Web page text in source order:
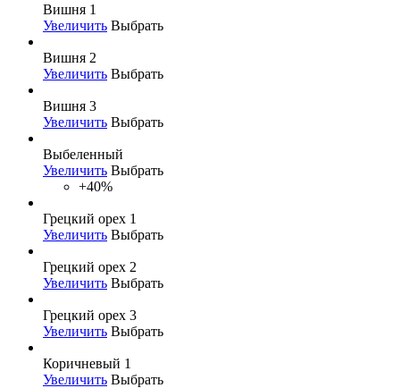
Вишня 1
Увеличить Выбрать
Вишня 2
Увеличить Выбрать
Вишня 3
Увеличить Выбрать
Выбеленный
Увеличить Выбрать
+40%
Грецкий орех 1
Увеличить Выбрать
Грецкий орех 2
Увеличить Выбрать
Грецкий орех 3
Увеличить Выбрать
Коричневый 1
Увеличить Выбрать